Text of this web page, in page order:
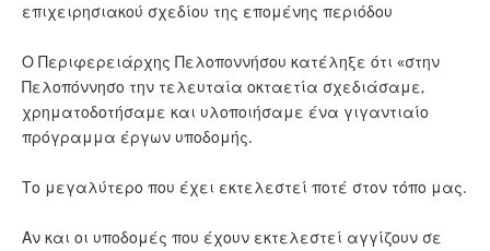
επιχειρησιακού σχεδίου της επομένης περιόδου
Ο Περιφερειάρχης Πελοποννήσου κατέληξε ότι «στην
Πελοπόννησο την τελευταία οκταετία σχεδιάσαμε,
χρηματοδοτήσαμε και υλοποιήσαμε ένα γιγαντιαίο
πρόγραμμα έργων υποδομής.
Το μεγαλύτερο που έχει εκτελεστεί ποτέ στον τόπο μας.
Αν και οι υποδομές που έχουν εκτελεστεί αγγίζουν σε